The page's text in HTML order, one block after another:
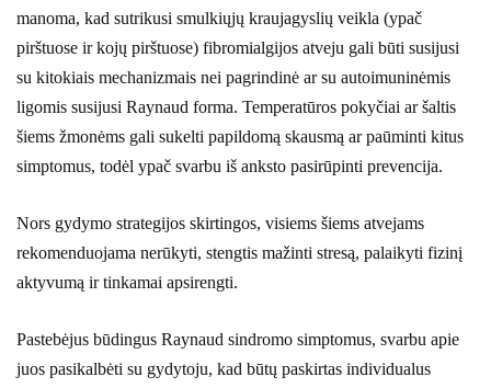
manoma, kad sutrikusi smulkiųjų kraujagyslių veikla (ypač
pirštuose ir kojų pirštuose) fibromialgijos atveju gali būti susijusi
su kitokiais mechanizmais nei pagrindinė ar su autoimuninėmis
ligomis susijusi Raynaud forma. Temperatūros pokyčiai ar šaltis
šiems žmonėms gali sukelti papildomą skausmą ar paūminti kitus
simptomus, todėl ypač svarbu iš anksto pasirūpinti prevencija.
Nors gydymo strategijos skirtingos, visiems šiems atvejams
rekomenduojama nerūkyti, stengtis mažinti stresą, palaikyti fizinį
aktyvumą ir tinkamai apsirengti.
Pastebėjus būdingus Raynaud sindromo simptomus, svarbu apie
juos pasikalbėti su gydytoju, kad būtų paskirtas individualus